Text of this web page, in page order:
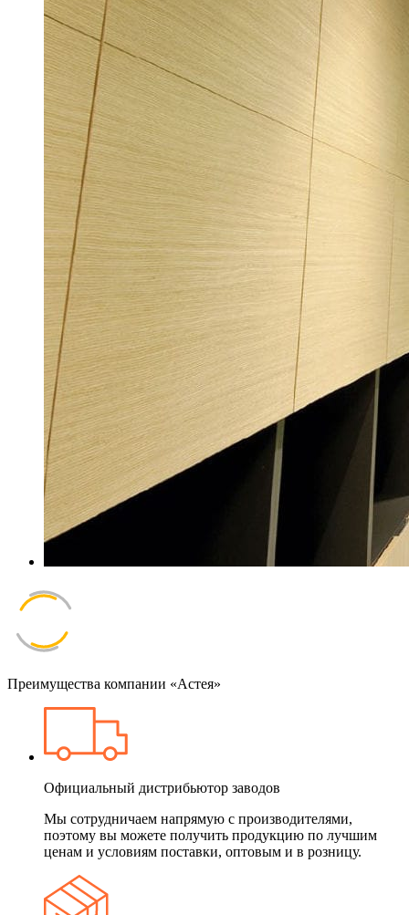
Преимущества компании «Астея»
Официальный дистрибьютор заводов
Мы сотрудничаем напрямую с производителями,
поэтому вы можете получить продукцию по лучшим
ценам и условиям поставки, оптовым и в розницу.